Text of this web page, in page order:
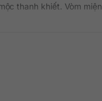
thanh khiết. Vòm